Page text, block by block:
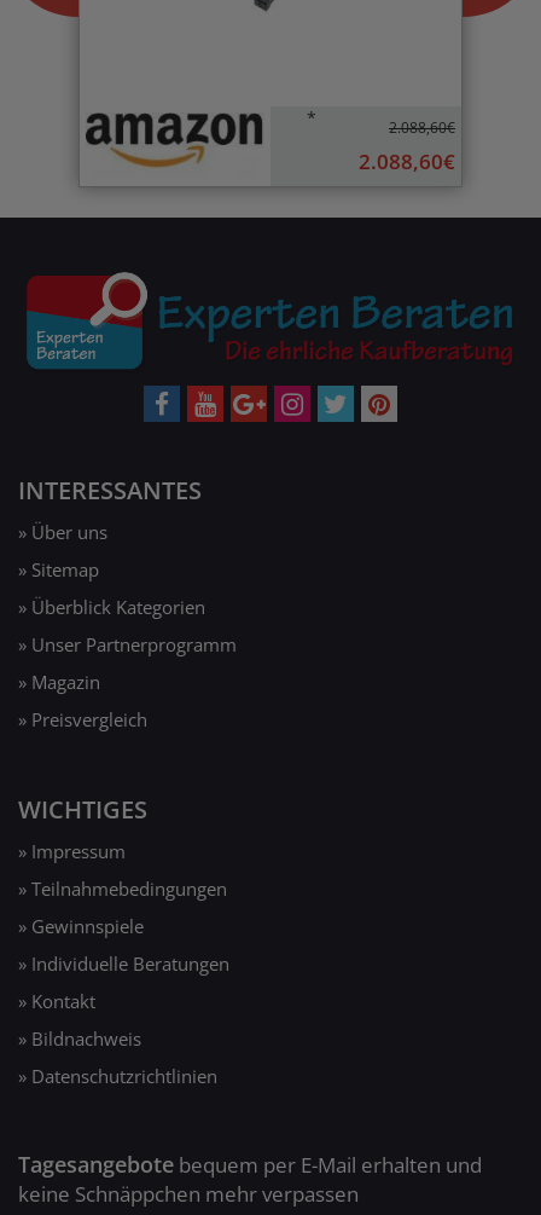
* 2.088,60€
2.088,60€
INTERESSANTES
» Über uns
» Sitemap
» Überblick Kategorien
» Unser Partnerprogramm
» Magazin
» Preisvergleich
WICHTIGES
» Impressum
» Teilnahmebedingungen
» Gewinnspiele
» Individuelle Beratungen
» Kontakt
» Bildnachweis
» Datenschutzrichtlinien
Tagesangebote bequem per E-Mail erhalten und
keine Schnäppchen mehr verpassen